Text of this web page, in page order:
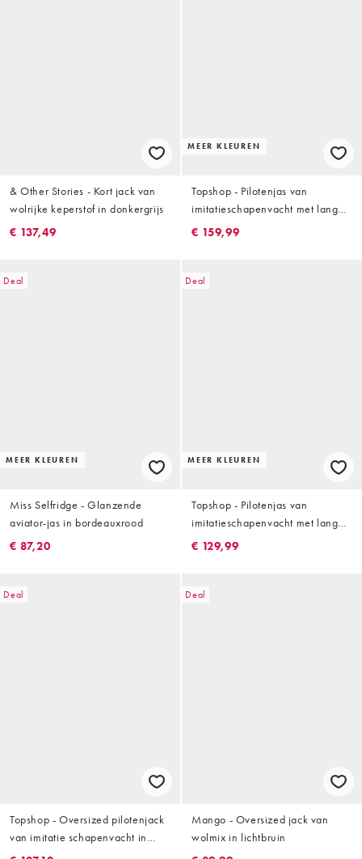
& Other Stories - Kort jack van
wolrijke keperstof in donkergrijs
€ 137,49
MEER KLEUREN
Topshop - Pilotenjas van
imitatieschapenvacht met lange
pasvorm in chocoladebruin
€ 159,99
Deal
MEER KLEUREN
Miss Selfridge - Glanzende
aviator-jas in bordeauxrood
€ 87,20
Deal
MEER KLEUREN
Topshop - Pilotenjas van
imitatieschapenvacht met lange
pasvorm in grijs
€ 129,99
Deal
Topshop - Oversized pilotenjack
van imitatie schapenvacht in
chocoladebruin
Deal
Mango - Oversized jack van
wolmix in lichtbruin